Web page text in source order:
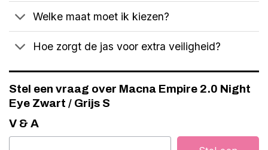
Welke maat moet ik kiezen?
Hoe zorgt de jas voor extra veiligheid?
Stel een vraag over Macna Empire 2.0 Night
Eye Zwart / Grijs S
V & A